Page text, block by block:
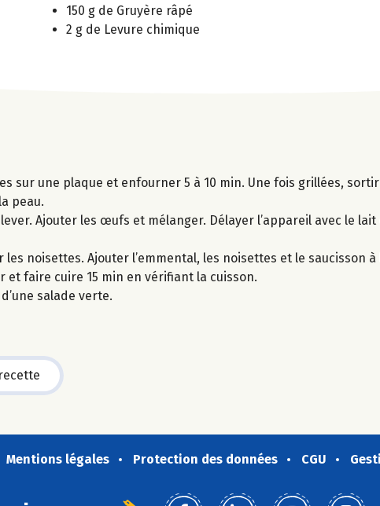
150 g de Gruyère râpé
2 g de Levure chimique
sur une plaque et enfourner 5 à 10 min. Une fois grillées,
peau.
Ajouter les œufs et mélanger. Délayer l’appareil avec le lait
noisettes. Ajouter l’emmental, les noisettes et le saucisson à
et faire cuire 15 min en vérifiant la cuisson.
salade verte.
Mentions légales Protection des données CGU